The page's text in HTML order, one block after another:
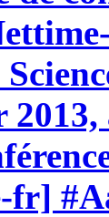
2013,
fr]